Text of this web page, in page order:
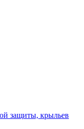
защиты, крыльев